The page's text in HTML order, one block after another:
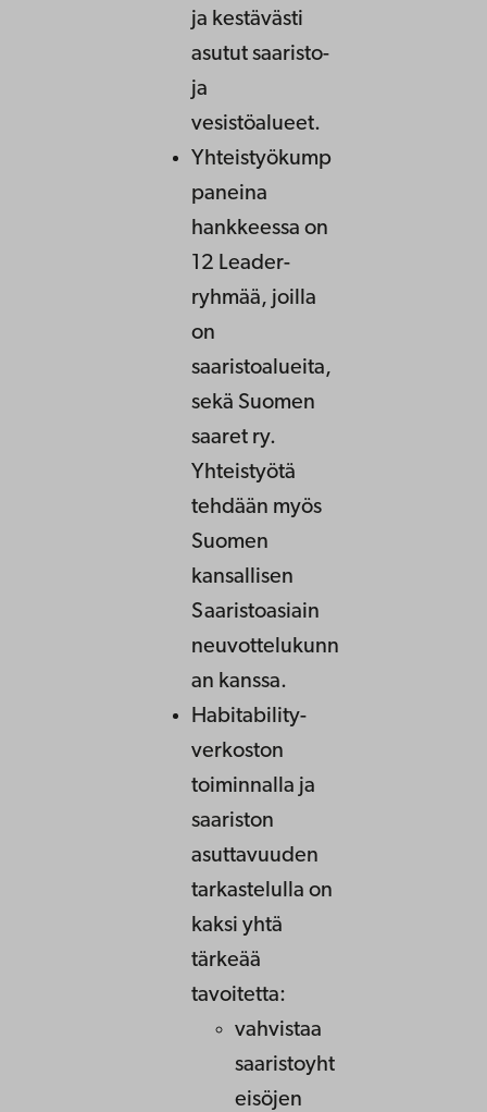
ja kestävästi
asutut saaristo-
ja
vesistöalueet.
Yhteistyökump
paneina
hankkeessa on
12 Leader-
ryhmää, joilla
on
saaristoalueita,
sekä Suomen
saaret ry.
Yhteistyötä
tehdään myös
Suomen
kansallisen
Saaristoasiain
neuvottelukunn
an kanssa.
Habitability-
verkoston
toiminnalla ja
saariston
asuttavuuden
tarkastelulla on
kaksi yhtä
tärkeää
tavoitetta:
vahvistaa
saaristoyht
eisöjen